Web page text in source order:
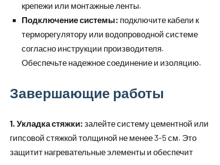
крепежи или монтажные ленты.
Подключение системы: подключите кабели к
терморегулятору или водопроводной системе
согласно инструкции производителя.
Обеспечьте надежное соединение и изоляцию.
Завершающие работы
1. Укладка стяжки: залейте систему цементной или
гипсовой стяжкой толщиной не менее 3-5 см. Это
защитит нагревательные элементы и обеспечит